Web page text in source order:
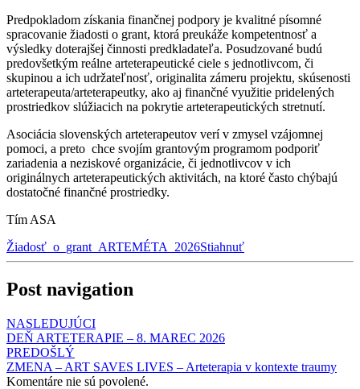
Predpokladom získania finančnej podpory je kvalitné písomné
spracovanie žiadosti o grant, ktorá preukáže kompetentnosť a
výsledky doterajšej činnosti predkladateľa. Posudzované budú
predovšetkým reálne arteterapeutické ciele s jednotlivcom, či
skupinou a ich udržateľnosť, originalita zámeru projektu, skúsenosti
arteterapeuta/arteterapeutky, ako aj finančné využitie pridelených
prostriedkov slúžiacich na pokrytie arteterapeutických stretnutí.
Asociácia slovenských arteterapeutov verí v zmysel vzájomnej
pomoci, a preto chce svojím grantovým programom podporiť
zariadenia a neziskové organizácie, či jednotlivcov v ich
originálnych arteterapeutických aktivitách, na ktoré často chýbajú
dostatočné finančné prostriedky.
Tím ASA
Žiadosť_o_grant_ARTEMÉTA_2026Stiahnuť
Post navigation
NASLEDUJÚCI
DEŇ ARTETERAPIE – 8. MAREC 2026
PREDOŠLÝ
ZMENA – ART SAVES LIVES – Arteterapia v kontexte traumy
Komentáre nie sú povolené.